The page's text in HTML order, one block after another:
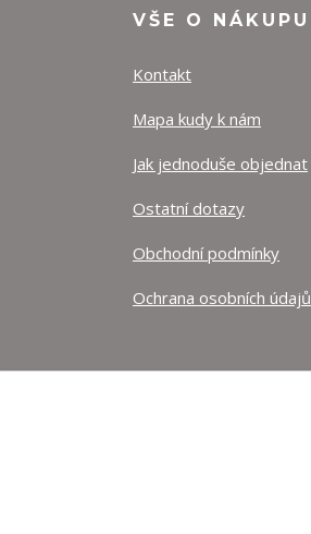
VŠE O NÁKUPU
Kontakt
Mapa kudy k nám
Jak jednoduše objednat
Ostatní dotazy
Obchodní podmínky
Ochrana osobních údajů